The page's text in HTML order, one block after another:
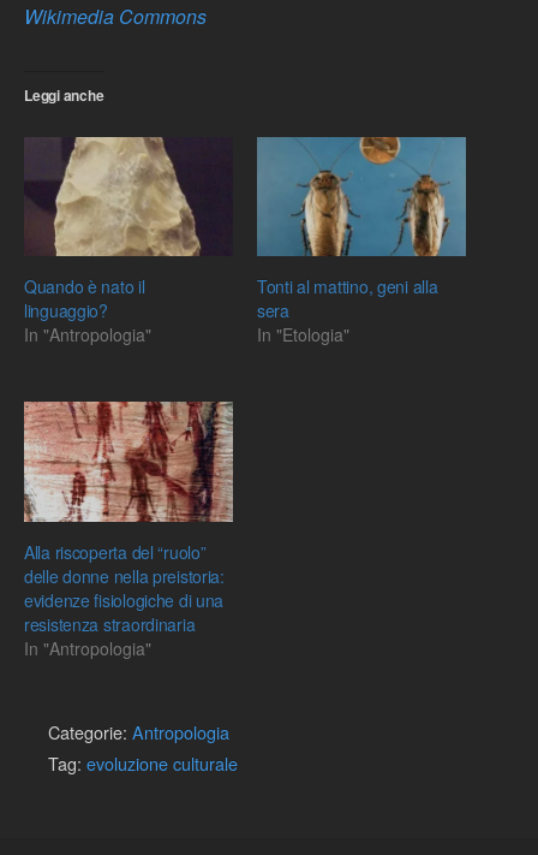
Wikimedia Commons
Leggi anche
Quando è nato il
linguaggio?
In "Antropologia"
Tonti al mattino, geni alla
sera
In "Etologia"
Alla riscoperta del “ruolo”
delle donne nella preistoria:
evidenze fisiologiche di una
resistenza straordinaria
In "Antropologia"
Categorie: Antropologia
Tag: evoluzione culturale